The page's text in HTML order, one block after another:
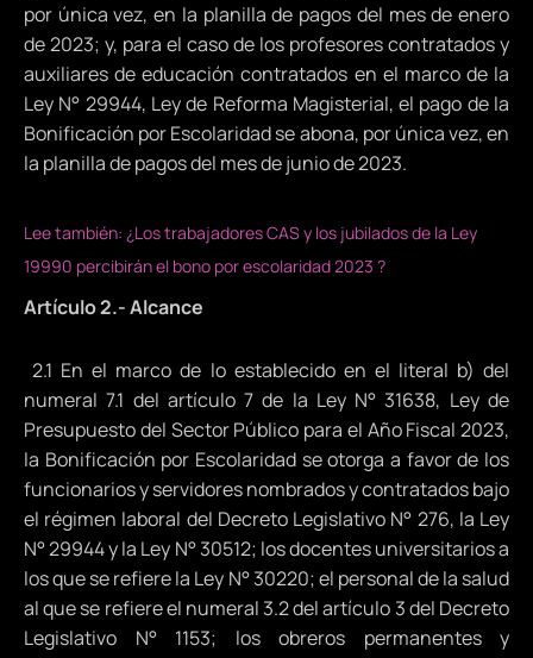
por única vez, en la planilla de pagos del mes de enero
de 2023; y, para el caso de los profesores contratados y
auxiliares de educación contratados en el marco de la
Ley N° 29944, Ley de Reforma Magisterial, el pago de la
Bonificación por Escolaridad se abona, por única vez, en
la planilla de pagos del mes de junio de 2023.
Lee también: ¿Los trabajadores CAS y los jubilados de la Ley
19990 percibirán el bono por escolaridad 2023 ?
Artículo 2.- Alcance
2.1 En el marco de lo establecido en el literal b) del
numeral 7.1 del artículo 7 de la Ley N° 31638, Ley de
Presupuesto del Sector Público para el Año Fiscal 2023,
la Bonificación por Escolaridad se otorga a favor de los
funcionarios y servidores nombrados y contratados bajo
el régimen laboral del Decreto Legislativo N° 276, la Ley
N° 29944 y la Ley N° 30512; los docentes universitarios a
los que se refiere la Ley N° 30220; el personal de la salud
al que se refiere el numeral 3.2 del artículo 3 del Decreto
Legislativo N° 1153; los obreros permanentes y